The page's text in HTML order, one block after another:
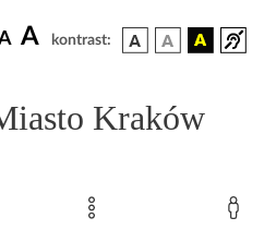
A kontrast:
Kraków